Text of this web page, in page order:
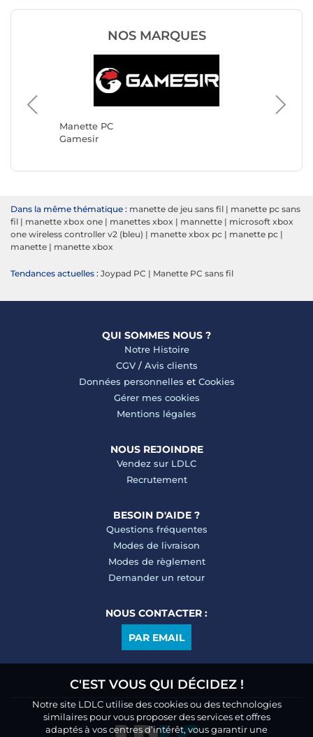
NOS MARQUES
Manette PC
Gamesir
Turtle
Dans la même thématique : manette de jeu sans fil | manette pc sans
fil | manette xbox one | manettes xbox | mannette | microsoft xbox
one wireless controller v2 (bleu) | manette xbox pc | manette pc |
manette | manette xbox
Tendances actuelles : Joypad PC | Manette PC sans fil
QUI SOMMES NOUS ?
Notre Histoire
CGV/ Avis clients
Données personnelles et Cookies
Gérer mes cookies
Mentions légales
NOUS REJOINDRE
Vendez sur LDLC
Recrutement
BESOIN D'AIDE ?
Questions fréquentes
Modes de livraison
Modes de règlement
Demander un retour
NOUS CONTACTER :
PAR EMAIL
C'EST VOUS QUI DÉCIDEZ !
Notre site LDLC utilise des cookies ou des technologies
similaires pour vous proposer des services et offres
adaptés à vos centres d’intérêt, vous garantir une